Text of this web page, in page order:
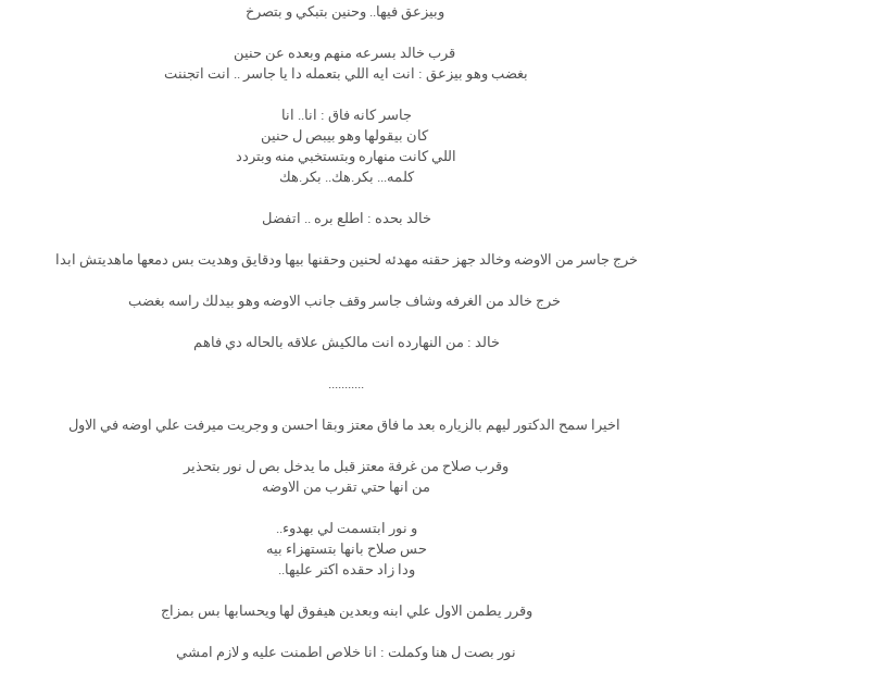
وبيزعق فيها.. وحنين بتبكي و بتصرخ
قرب خالد بسرعه منهم وبعده عن حنين
بغضب وهو بيزعق : انت ايه اللي بتعمله دا يا جاسر .. انت اتجننت
جاسر كانه فاق : انا.. انا
كان بيقولها وهو بيبص ل حنين
اللي كانت منهاره وبتستخبي منه وبتردد
كلمه... بكر.هك.. بكر.هك
خالد بحده : اطلع بره .. اتفضل
خرج جاسر من الاوضه وخالد جهز حقنه مهدئه لحنين وحقنها بيها ودقايق وهديت بس دمعها ماهديتش ابدا
خرج خالد من الغرفه وشاف جاسر وقف جانب الاوضه وهو بيدلك راسه بغضب
خالد : من النهارده انت مالكيش علاقه بالحاله دي فاهم
...........
اخيرا سمح الدكتور ليهم بالزياره بعد ما فاق معتز وبقا احسن و وجريت ميرفت علي اوضه في الاول
وقرب صلاح من غرفة معتز قبل ما يدخل بص ل نور بتحذير
من انها حتي تقرب من الاوضه
و نور ابتسمت لي بهدوء..
حس صلاح بانها بتستهزاء بيه
ودا زاد حقده اكتر عليها..
وقرر يطمن الاول علي ابنه وبعدين هيفوق لها ويحسابها بس بمزاج
نور بصت ل هنا وكملت : انا خلاص اطمنت عليه و لازم امشي